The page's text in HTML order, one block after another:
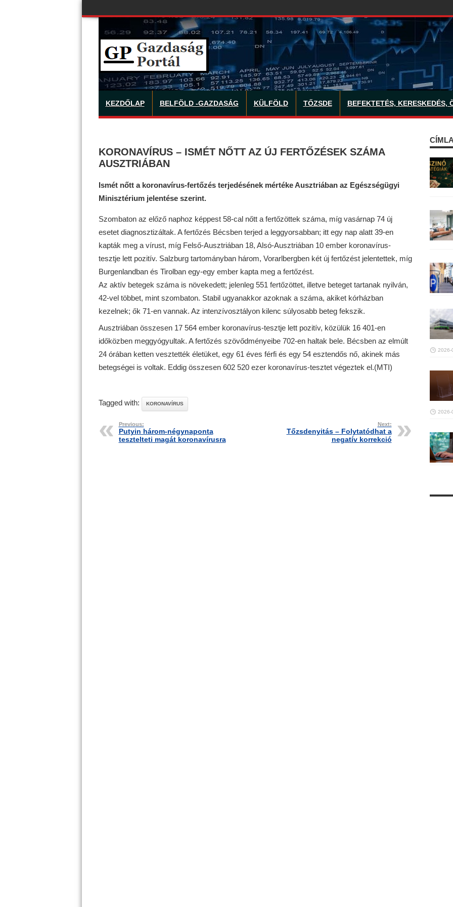
KEZDŐLAP BELFÖLD -GAZDASÁG KÜLFÖLD TŐZSDE BEFEKTETÉS, KERESKEDÉS,
KORONAVÍRUS – ISMÉT NŐTT AZ ÚJ FERTŐZÉSEK SZÁMA
AUSZTRIÁBAN
Ismét nőtt a koronavírus-fertőzés terjedésének mértéke Ausztriában az Egészségügyi
Minisztérium jelentése szerint.
Szombaton az előző naphoz képpest 58-cal nőtt a fertőzöttek száma, míg vasárnap 74 új
esetet diagnosztizáltak. A fertőzés Bécsben terjed a leggyorsabban; itt egy nap alatt 39-en
kapták meg a vírust, míg Felső-Ausztriában 18, Alsó-Ausztriában 10 ember koronavírus-
tesztje lett pozitív. Salzburg tartományban három, Vorarlbergben két új fertőzést jelentettek, míg
Burgenlandban és Tirolban egy-egy ember kapta meg a fertőzést.
Az aktív betegek száma is növekedett; jelenleg 551 fertőzöttet, illetve beteget tartanak nyilván,
42-vel többet, mint szombaton. Stabil ugyanakkor azoknak a száma, akiket kórházban
kezelnek; ők 71-en vannak. Az intenzívosztályon kilenc súlyosabb beteg fekszik.
Ausztriában összesen 17 564 ember koronavírus-tesztje lett pozitív, közülük 16 401-en
időközben meggyógyultak. A fertőzés szövődményeibe 702-en haltak bele. Bécsben az elmúlt
24 órában ketten vesztették életüket, egy 61 éves férfi és egy 54 esztendős nő, akinek más
betegségei is voltak. Eddig összesen 602 520 ezer koronavírus-tesztet végeztek el.(MTI)
Tagged with: KORONAVÍRUS
Previous:
Putyin három-négynaponta
tesztelteti magát koronavírusra
Next:
Tőzsdenyitás – Folytatódhat a
negatív korrekció
2026-
2026-